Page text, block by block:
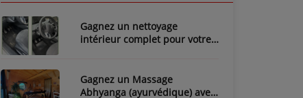
Gagnez un nettoyage
intérieur complet pour votre
Gagnez un Massage
Abhyanga (ayurvédique) avec